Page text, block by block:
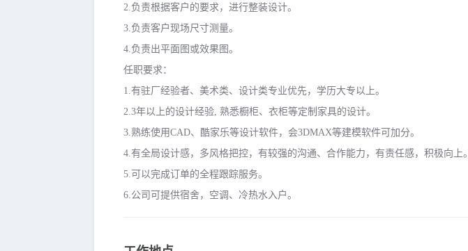
2.负责根据客户的要求，进行整装设计。
3.负责客户现场尺寸测量。
4.负责出平面图或效果图。
任职要求：
1.有驻厂经验者、美术类、设计类专业优先，学历大专以上。
2.3年以上的设计经验, 熟悉橱柜、衣柜等定制家具的设计。
3.熟练使用CAD、酷家乐等设计软件，会3DMAX等建模软件可加分。
4.有全局设计感，多风格把控，有较强的沟通、合作能力，有责任感，积极向上。
5.可以完成订单的全程跟踪服务。
6.公司可提供宿舍，空调、冷热水入户。